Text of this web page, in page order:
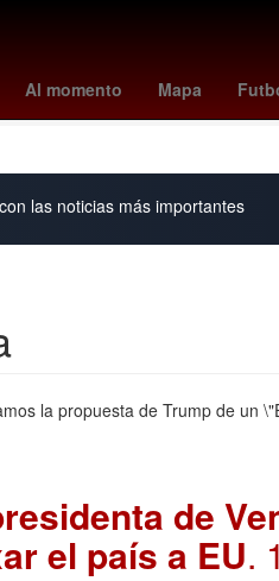
Al momento Mapa
Chelsea sin señal bait que le
las noticias más importantes
la propuesta de Trump de
de
el país a EU.